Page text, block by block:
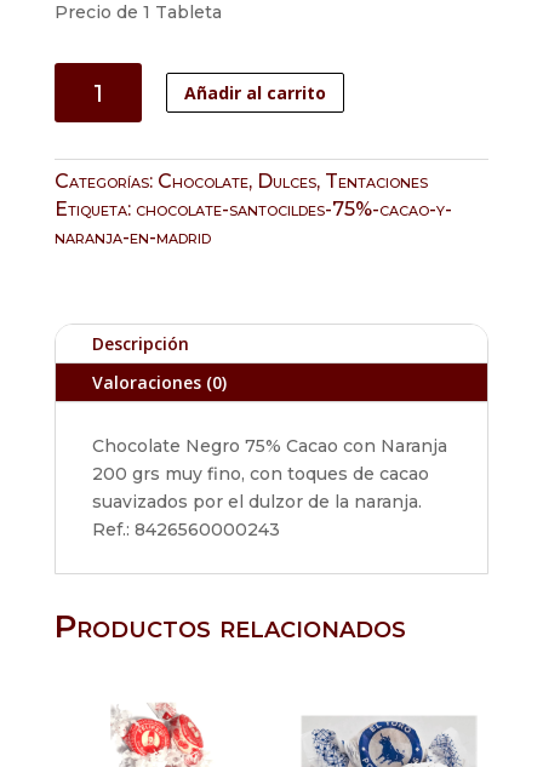
Precio de 1 Tableta
Santocildes
75%
de
cacao
negro
con
Añadir al carrito
Categorías: Chocolate, Dulces, Tentaciones
Etiqueta: chocolate-santocildes-75%-cacao-y-
naranja-en-madrid
Descripción
Valoraciones (0)
Chocolate Negro 75% Cacao con Naranja
200 grs muy fino, con toques de cacao
suavizados por el dulzor de la naranja.
Ref.: 8426560000243
Productos relacionados